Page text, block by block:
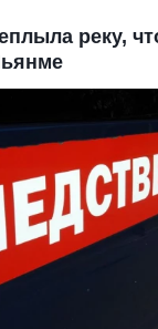
реку,